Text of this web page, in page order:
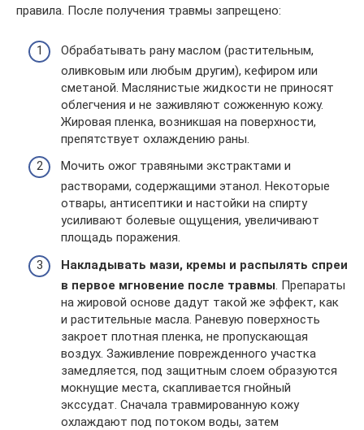
правила. После получения травмы запрещено:
Обрабатывать рану маслом (растительным,
оливковым или любым другим), кефиром или
сметаной. Маслянистые жидкости не приносят
облегчения и не заживляют сожженную кожу.
Жировая пленка, возникшая на поверхности,
препятствует охлаждению раны.
Мочить ожог травяными экстрактами и
растворами, содержащими этанол. Некоторые
отвары, антисептики и настойки на спирту
усиливают болевые ощущения, увеличивают
площадь поражения.
Накладывать мази, кремы и распылять спреи
в первое мгновение после травмы. Препараты
на жировой основе дадут такой же эффект, как
и растительные масла. Раневую поверхность
закроет плотная пленка, не пропускающая
воздух. Заживление поврежденного участка
замедляется, под защитным слоем образуются
мокнущие места, скапливается гнойный
экссудат. Сначала травмированную кожу
охлаждают под потоком воды, затем